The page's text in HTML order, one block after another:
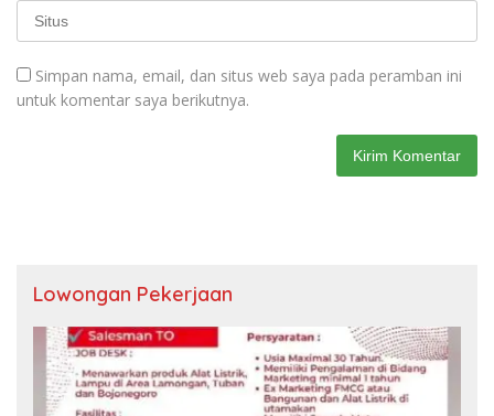
Simpan nama, email, dan situs web saya pada peramban ini
untuk komentar saya berikutnya.
Lowongan Pekerjaan